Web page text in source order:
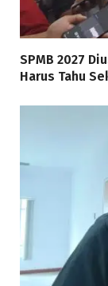
SPMB 2027
Harus Tahu